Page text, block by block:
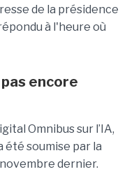
de la présidence
à l'heure où
encore
Omnibus sur l’IA,
été soumise par la
dernier.